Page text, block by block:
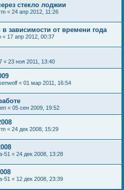
стекло лоджии
« 24 апр 2012, 11:26
зависимости от времени года
« 17 апр 2012, 00:37
« 23 ноя 2011, 13:40
« 01 мар 2011, 16:54
« 05 сен 2009, 19:52
« 24 дек 2008, 15:29
51 « 24 дек 2008, 13:28
51 « 12 дек 2008, 23:39